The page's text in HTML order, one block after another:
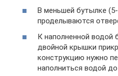
В меньшей бутылке
проделываются
К наполненной водой
двойной крышки
конструкцию нужно
наполниться водой